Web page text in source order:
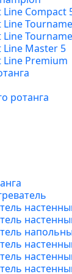
Compact
Master 5
Premium
ротанга